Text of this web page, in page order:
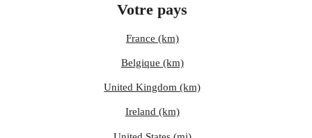
Votre pays
France (km)
Belgique (km)
United Kingdom (km)
Ireland (km)